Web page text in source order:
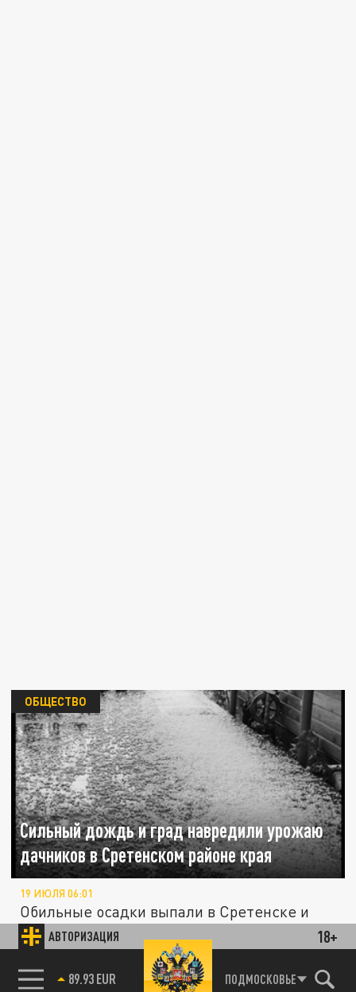
АВТОРИЗАЦИЯ 18+
89.93 EUR ПОДМОСКОВЬЕ
Сильный дождь и град навредили урожаю
дачников в Сретенском районе края
ОБЩЕСТВО
19 ИЮЛЯ 06:01
Обильные осадки выпали в Сретенске и
поселке Кокуй Сретенского района
вечером 18 июля.